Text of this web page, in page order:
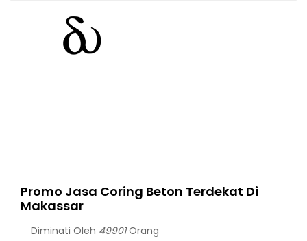
Promo Jasa Coring Beton Terdekat Di
Makassar
Diminati Oleh 49901Orang